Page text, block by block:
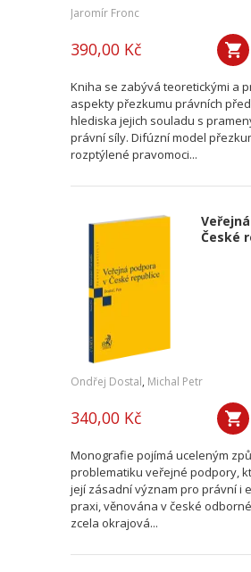
Jaromír Fronc
390,00 Kč
Kniha se zabývá teoretickými a
aspekty přezkumu právních
hlediska jejich souladu s
právní síly. Difúzní model
rozptýlené pravomoci...
České
Ondřej Dostal, Michal Petr
340,00 Kč
Monografie pojímá uceleným
problematiku veřejné podpory,
její zásadní význam pro právní i
praxi, věnována v české
zcela okrajová...